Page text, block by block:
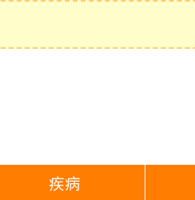
疾病